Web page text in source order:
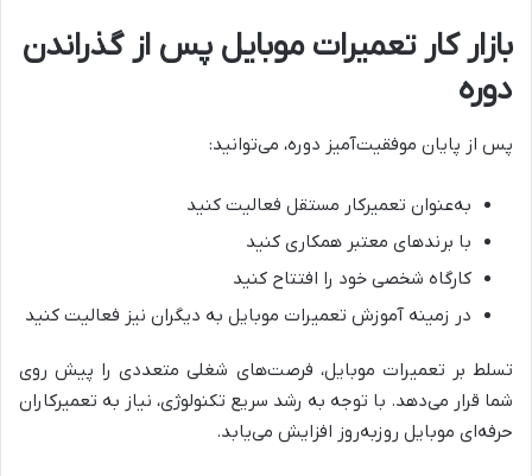
بازار کار تعمیرات موبایل پس از گذراندن
دوره
پس از پایان موفقیت‌آمیز دوره، می‌توانید:
به‌عنوان تعمیرکار مستقل فعالیت کنید
با برندهای معتبر همکاری کنید
کارگاه شخصی خود را افتتاح کنید
در زمینه آموزش تعمیرات موبایل به دیگران نیز فعالیت کنید
تسلط بر تعمیرات موبایل، فرصت‌های شغلی متعددی را پیش روی
شما قرار می‌دهد. با توجه به رشد سریع تکنولوژی، نیاز به تعمیرکاران
حرفه‌ای موبایل روزبه‌روز افزایش می‌یابد.